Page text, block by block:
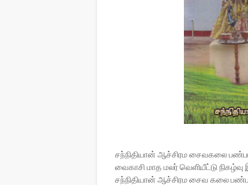
சந்நிதியான் ஆச்சிரம சைவகலை
வைகாசி மாத மலர் வெளியீட்டு
சந்நிதியான் ஆச்சிரம சைவ கலை